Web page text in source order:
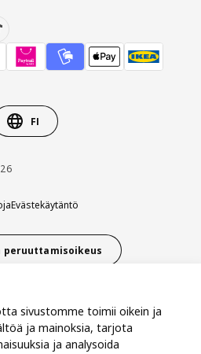
FI
Evästekäytäntö
peruuttamisoikeus
sivustomme toimii oikein ja
ja mainoksia, tarjota
ja analysoida